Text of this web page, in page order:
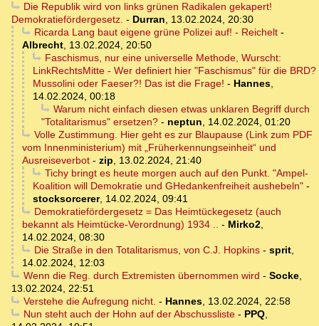
Die Republik wird von links grünen Radikalen gekapert!
Demokratiefördergesetz. - Durran, 13.02.2024, 20:30
Ricarda Lang baut eigene grüne Polizei auf! - Reichelt-
Albrecht, 13.02.2024, 20:50
Faschismus, nur eine universelle Methode, Wurscht:
LinkRechtsMitte - Wer definiert hier "Faschismus" für die BRD?
Mussolini oder Faeser?! Das ist die Frage! - Hannes,
14.02.2024, 00:18
Warum nicht einfach diesen etwas unklaren Begriff durch
"Totalitarismus" ersetzen? - neptun, 14.02.2024, 01:20
Volle Zustimmung. Hier geht es zur Blaupause (Link zum PDF
vom Innenministerium) mit „Früherkennungseinheit“ und
Ausreiseverbot - zip, 13.02.2024, 21:40
Tichy bringt es heute morgen auch auf den Punkt. "Ampel-
Koalition will Demokratie und GHedankenfreiheit aushebeln" -
stocksorcerer, 14.02.2024, 09:41
Demokratiefördergesetz = Das Heimtückegesetz (auch
bekannt als Heimtücke-Verordnung) 1934 .. - Mirko2,
14.02.2024, 08:30
Die Straße in den Totalitarismus, von C.J. Hopkins- sprit,
14.02.2024, 12:03
Wenn die Reg. durch Extremisten übernommen wird - Socke,
13.02.2024, 22:51
Verstehe die Aufregung nicht. - Hannes, 13.02.2024, 22:58
Nun steht auch der Hohn auf der Abschussliste- PPQ,